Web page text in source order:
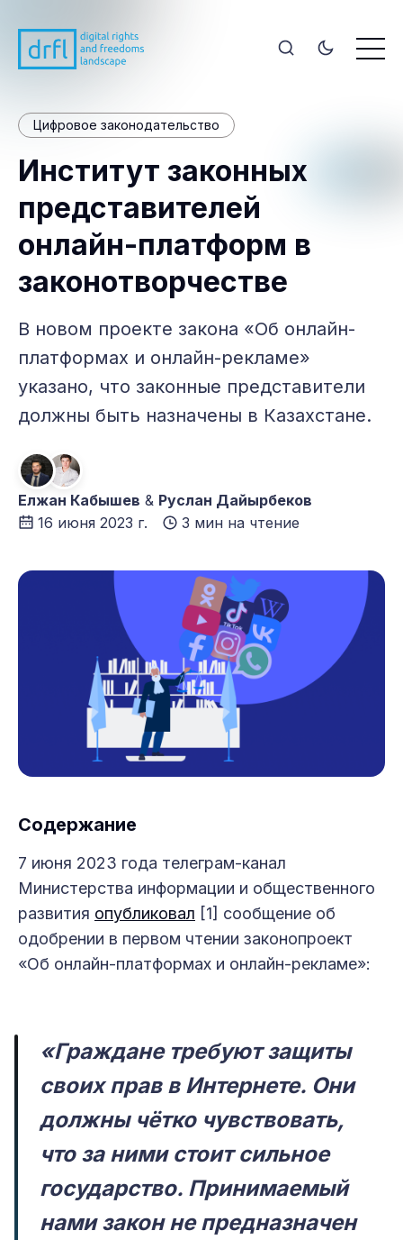
Цифровое законодательство
Институт законных
представителей
онлайн-платформ в
законотворчестве
В новом проекте закона «Об онлайн-
платформах и онлайн-рекламе»
указано, что законные представители
должны быть назначены в Казахстане.
Елжан Кабышев & Руслан Дайырбеков
16 июня 2023 г.
3 мин на чтение
Содержание
7 июня 2023 года телеграм-канал
Министерства информации и общественного
развития опубликовал [1] сообщение об
одобрении в первом чтении законопроект
«Об онлайн-платформах и онлайн-рекламе»:
«Граждане требуют защиты
своих прав в Интернете. Они
должны чётко чувствовать,
что за ними стоит сильное
государство. Принимаемый
нами закон не предназначен